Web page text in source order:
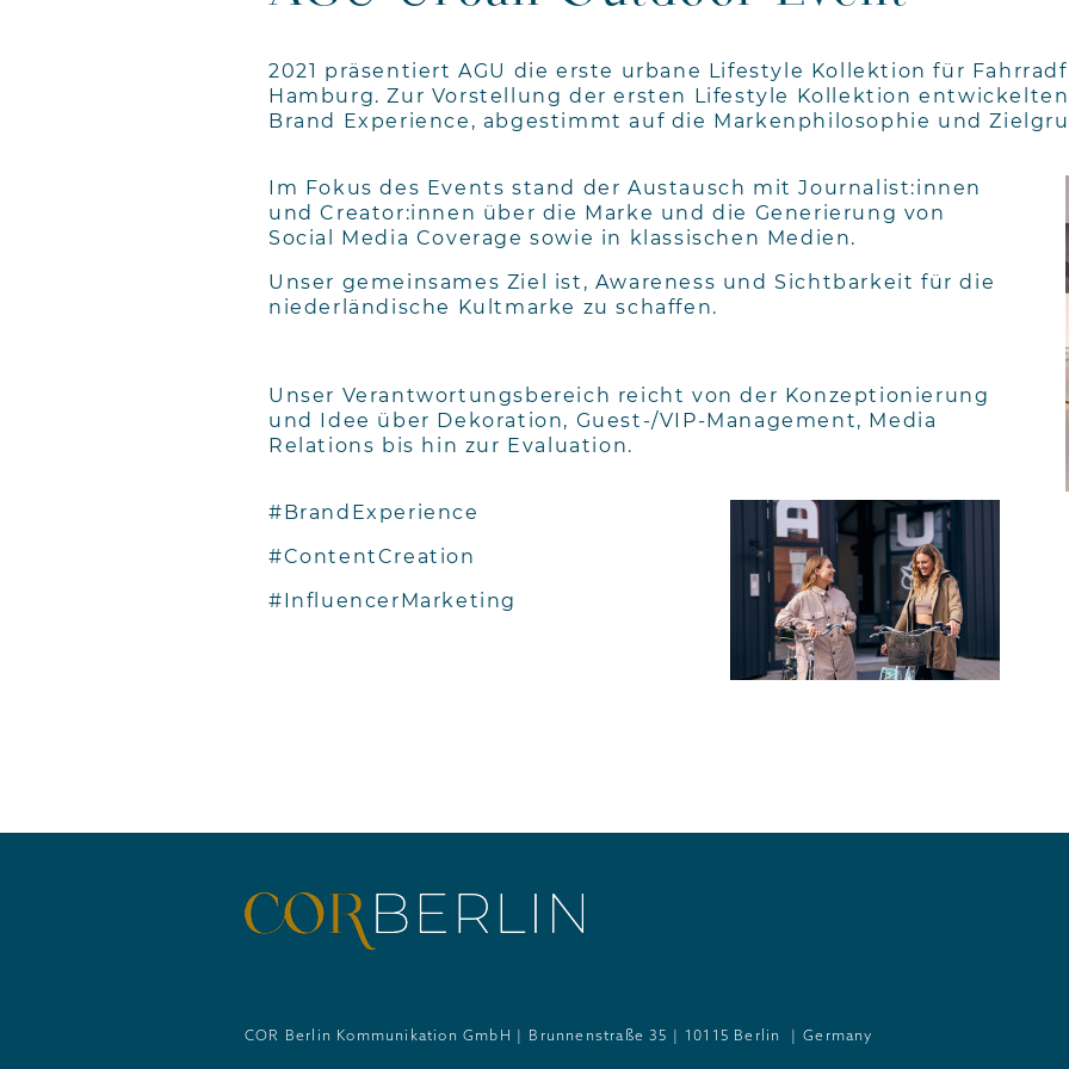
2021 präsentiert AGU die erste urbane Lifestyle Kollektion für
Hamburg. Zur Vorstellung der ersten Lifestyle Kollektion
Brand Experience, abgestimmt auf die Markenphilosophie und
Im Fokus des Events stand der Austausch mit Journalist:innen
und Creator:innen über die Marke und die Generierung von
Social Media Coverage sowie in klassischen Medien.
Unser gemeinsames Ziel ist, Awareness und Sichtbarkeit für die
niederländische Kultmarke zu schaffen.
Unser Verantwortungsbereich reicht von der Konzeptionierung
und Idee über Dekoration, Guest-/VIP-Management, Media
Relations bis hin zur Evaluation.
#BrandExperience
#ContentCreation
#InfluencerMarketing
COR Berlin Kommunikation GmbH Brunnenstraße 35 10115 Berlin Germany